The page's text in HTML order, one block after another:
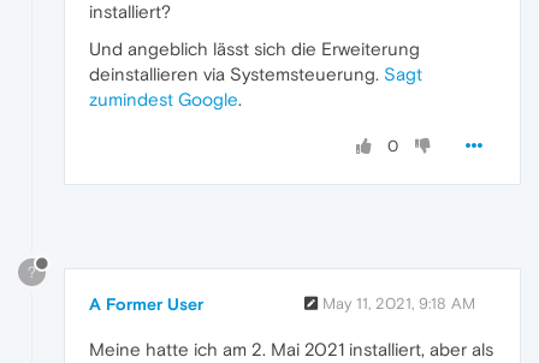
installiert?
Und angeblich lässt sich die Erweiterung
deinstallieren via Systemsteuerung. Sagt
zumindest Google.
0
?
A Former User May 11, 2021, 9:18 AM
Meine hatte ich am 2. Mai 2021 installiert, aber als